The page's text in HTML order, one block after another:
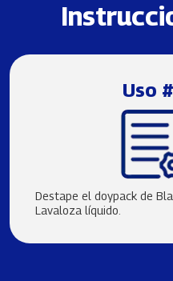
Uso
Destape el doypack de
Lavaloza líquido.